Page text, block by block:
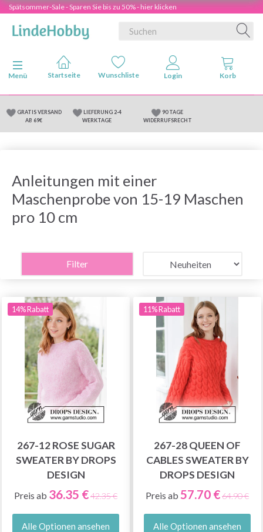
Spätsommer-Sale - Sparen Sie bis zu 50% - hier klicken
Anzeige ändern
Menü
GRATIS VERSAND
AB 69€
LIEFERUNG 2-4
WERKTAGE
90 TAGE
WIDERRUFSRECHT
Anleitungen mit einer
Maschenprobe von 15-19 Maschen
pro 10 cm
Filter
14% Rabatt
267-12 ROSE SUGAR
SWEATER BY DROPS
DESIGN
Preis ab 36.35 €42.35 €
Alle Optionen ansehen
11% Rabatt
267-28 QUEEN OF
CABLES SWEATER BY
DROPS DESIGN
Preis ab 57.70 €64.90 €
Alle Optionen ansehen